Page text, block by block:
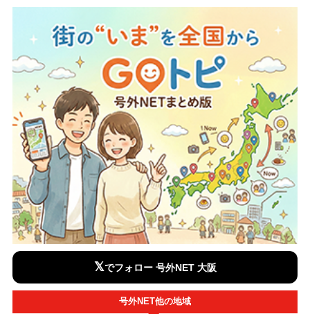
𝕏でフォロー 号外NET 大阪
号外NET他の地域